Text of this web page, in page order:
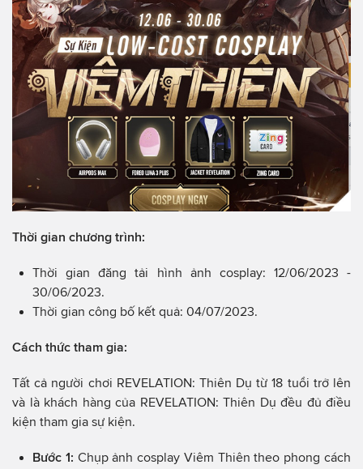
Thời gian chương trình:
Thời gian đăng tải hình ảnh cosplay: 12/06/2023 -
30/06/2023.
Thời gian công bố kết quả: 04/07/2023.
Cách thức tham gia:
Tất cả người chơi REVELATION: Thiên Dụ từ 18 tuổi trở lên
và là khách hàng của REVELATION: Thiên Dụ đều đủ điều
kiện tham gia sự kiện.
Bước 1: Chụp ảnh cosplay Viêm Thiên theo phong cách